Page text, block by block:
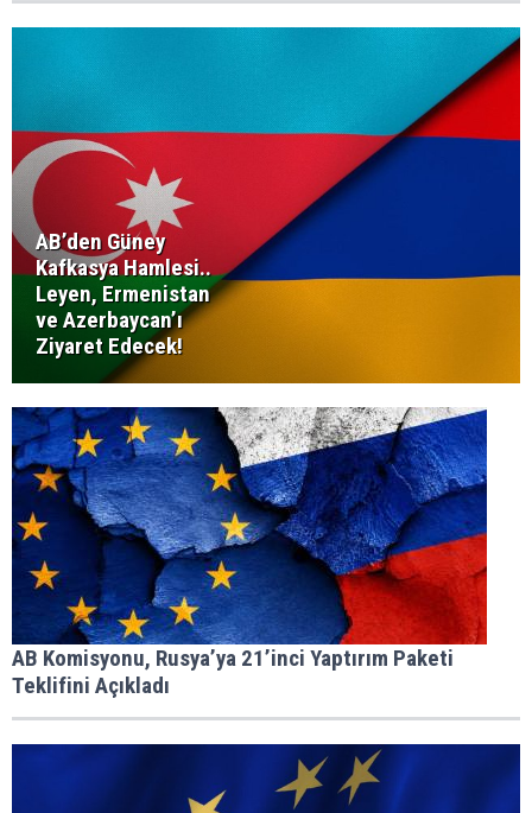
AB’den Güney
Kafkasya Hamlesi..
Leyen, Ermenistan
ve Azerbaycan’ı
Ziyaret Edecek!
AB Komisyonu, Rusya’ya 21’inci Yaptırım Paketi
Teklifini Açıkladı